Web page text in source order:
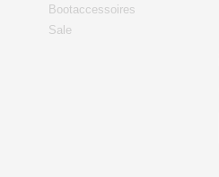
Bootaccessoires
Sale